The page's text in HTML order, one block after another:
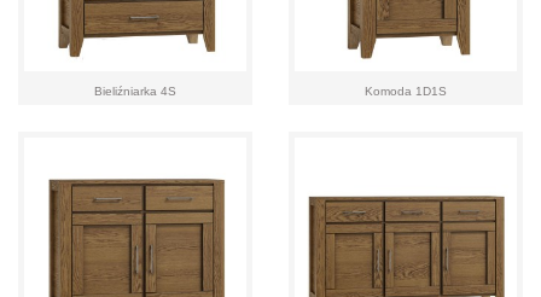
Bieliźniarka 4S Komoda 1D1S